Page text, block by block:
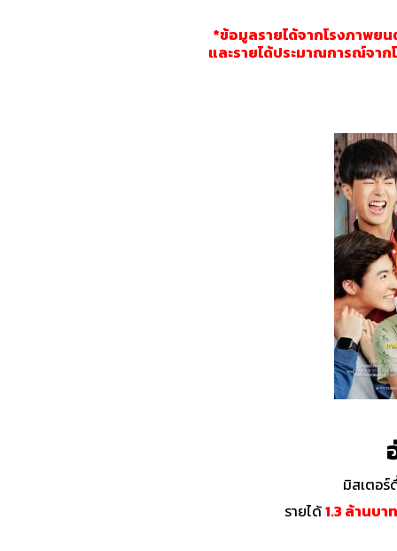
*ข้อมูลรายได้จากโรงภาพย
และรายได้ประมาณการณ์จา
มิสเตอ
รายได้1.3 ล้านบาท